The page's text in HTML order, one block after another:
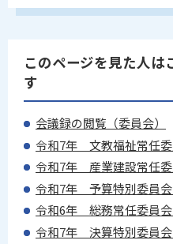
このページを見た人は
す
会議録の閲覧（委員会）
令和7年 文教福祉常任
令和7年 産業建設常任
令和7年 予算特別委員
令和6年 総務常任委員
令和7年 決算特別委員